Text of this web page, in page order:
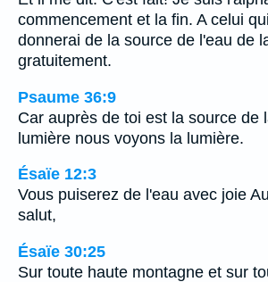
commencement et la fin. A celui
donnerai de la source de l'eau de
gratuitement.
Psaume 36:9
Car auprès de toi est la source de
lumière nous voyons la lumière.
Ésaïe 12:3
Vous puiserez de l'eau avec joie
salut,
Ésaïe 30:25
Sur toute haute montagne et sur